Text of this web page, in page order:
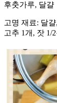
후춧가루, 달걀
고명 재료: 달
고추 1개, 잣 1/